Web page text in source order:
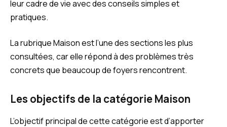
leur cadre de vie avec des conseils simples et
pratiques.
La rubrique Maison est l’une des sections les plus
consultées, car elle répond à des problèmes très
concrets que beaucoup de foyers rencontrent.
Les objectifs de la catégorie Maison
L’objectif principal de cette catégorie est d’apporter